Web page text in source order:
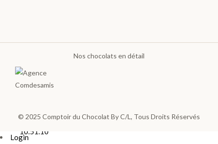
LA
Nos chocolats en détail
© 2025 Comptoir du Chocolat By C/L , Tous Droits Réservés
Login